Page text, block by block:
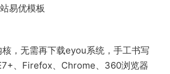
易优模板
，无需再下载eyou系统，手工书写
、Firefox、Chrome、360浏览器